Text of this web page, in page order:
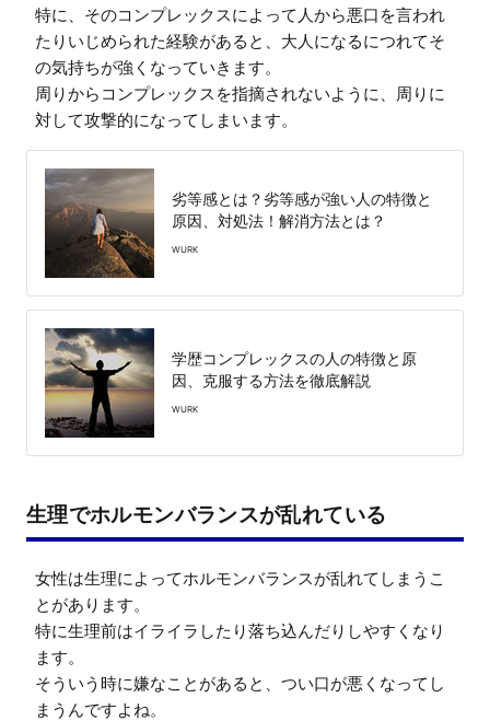
特に、そのコンプレックスによって人から悪口を言われ
たりいじめられた経験があると、大人になるにつれてそ
の気持ちが強くなっていきます。
周りからコンプレックスを指摘されないように、周りに
対して攻撃的になってしまいます。
劣等感とは？劣等感が強い人の特徴と
原因、対処法！解消方法とは？
WURK
学歴コンプレックスの人の特徴と原
因、克服する方法を徹底解説
WURK
生理でホルモンバランスが乱れている
女性は生理によってホルモンバランスが乱れてしまうこ
とがあります。
特に生理前はイライラしたり落ち込んだりしやすくなり
ます。
そういう時に嫌なことがあると、つい口が悪くなってし
まうんですよね。